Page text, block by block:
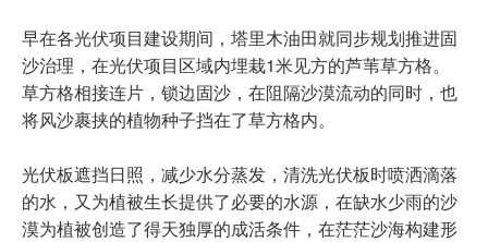
早在各光伏项目建设期间，塔里木油田就同步规划推进固
沙治理，在光伏项目区域内埋栽1米见方的芦苇草方格。
草方格相接连片，锁边固沙，在阻隔沙漠流动的同时，也
将风沙裹挟的植物种子挡在了草方格内。
光伏板遮挡日照，减少水分蒸发，清洗光伏板时喷洒滴落
的水，又为植被生长提供了必要的水源，在缺水少雨的沙
漠为植被创造了得天独厚的成活条件，在茫茫沙海构建形